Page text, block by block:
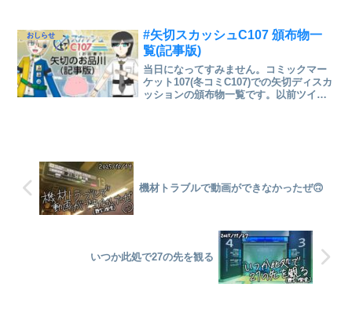
このたび、矢切ディスカッションサイト
にて、オ...
おしらせ
#矢切スカッシュC107 頒布物一
覧(記事版)
当日になってすみません。コミックマー
ケット107(冬コミC107)での矢切ディスカ
ッションの頒布物一覧です。以前ツイー
機材トラブルで動画ができなかったぜ🙃
いつか此処で27の先を観る